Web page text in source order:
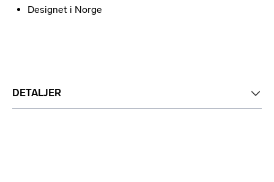
Designet i Norge
DETALJER